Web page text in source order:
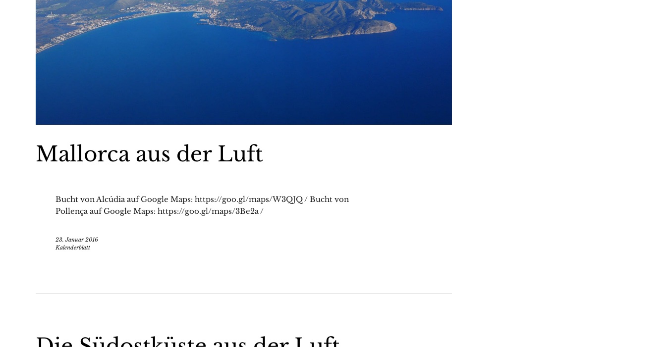
Mallorca aus der Luft
Bucht von Alcúdia auf Google Maps: https://goo.gl/maps/W3QJQ / Bucht von
Pollença auf Google Maps: https://goo.gl/maps/3Be2a /
23. Januar 2016
Kalenderblatt